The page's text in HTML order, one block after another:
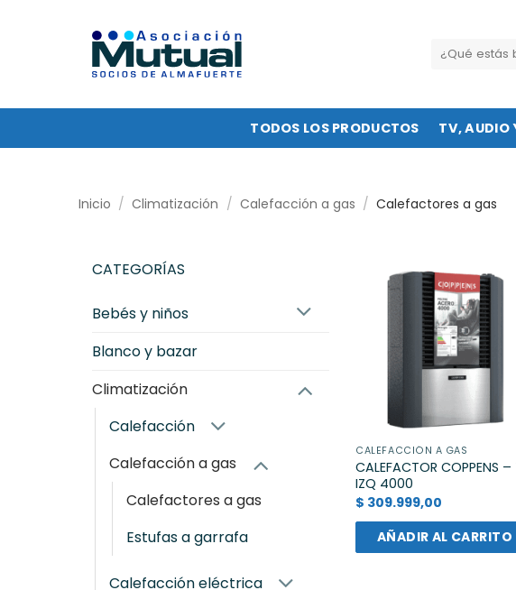
Buscar
por:
TODOS LOS PRODUCTOS TV, AUDIO
Inicio / Climatización / Calefacción a gas / Calefactores a gas
CATEGORÍAS
bebés y niños
blanco y bazar
climatización
calefacción
calefacción a gas
calefactores a gas
estufas a garrafa
calefacción eléctrica
CALEFACCIÓN A GAS
CALEFACTOR COPPENS –
IZQ 4000
$ 309.999,00
AÑADIR AL CARRITO